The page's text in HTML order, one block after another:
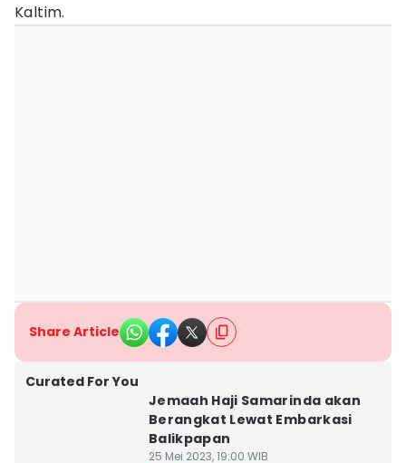
Kaltim.
Share Article
Curated For You
Jemaah Haji Samarinda akan
Berangkat Lewat Embarkasi
Balikpapan
25 Mei 2023, 19:00 WIB